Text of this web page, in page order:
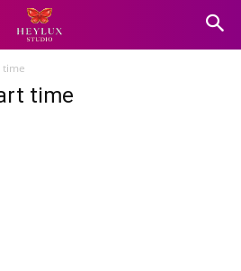
time
time